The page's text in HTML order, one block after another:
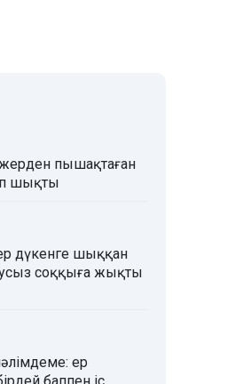
пышақтаған
шықты
дүкенге шыққан
соққыға жықты
ер